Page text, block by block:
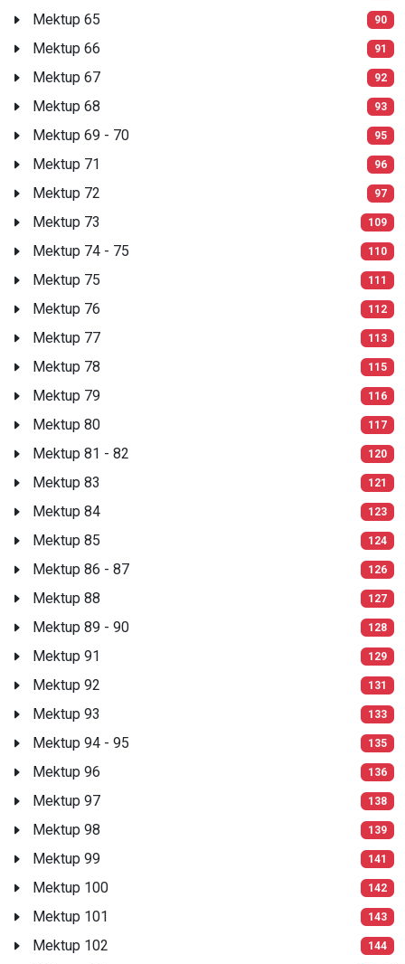
Mektup 65 90
Mektup 66 91
Mektup 67 92
Mektup 68 93
Mektup 69 - 70 95
Mektup 71 96
Mektup 72 97
Mektup 73 109
Mektup 74 - 75 110
Mektup 75 111
Mektup 76 112
Mektup 77 113
Mektup 78 115
Mektup 79 116
Mektup 80 117
Mektup 81 - 82 120
Mektup 83 121
Mektup 84 123
Mektup 85 124
Mektup 86 - 87 126
Mektup 88 127
Mektup 89 - 90 128
Mektup 91 129
Mektup 92 131
Mektup 93 133
Mektup 94 - 95 135
Mektup 96 136
Mektup 97 138
Mektup 98 139
Mektup 99 141
Mektup 100 142
Mektup 101 143
Mektup 102 144